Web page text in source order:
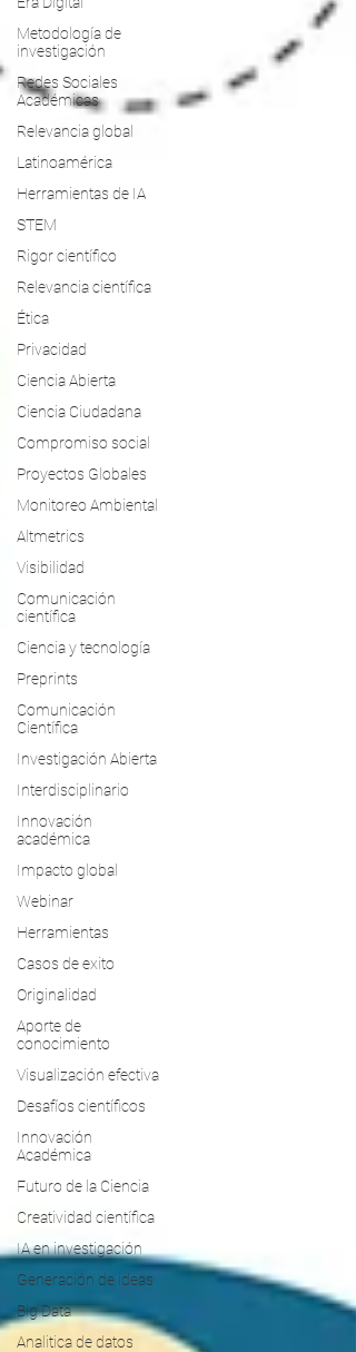
Metodología de
investigación
Redes Sociales
Académicas
Relevancia global
Latinoamérica
Herramientas de IA
STEM
Rigor científico
Relevancia científica
Ética
Privacidad
Ciencia Abierta
Ciencia Ciudadana
Compromiso social
Proyectos Globales
Monitoreo Ambiental
Altmetrics
Visibilidad
Comunicación
científica
Ciencia y tecnología
Preprints
Comunicación
Científica
Investigación Abierta
Interdisciplinario
Innovación
académica
Impacto global
Webinar
Herramientas
Casos de exito
Originalidad
Aporte de
conocimiento
Visualización efectiva
Desafíos científicos
Innovación
Académica
Futuro de la Ciencia
Creatividad científica
IA en investigación
Generación de ideas
Big Data
Analitica de datos